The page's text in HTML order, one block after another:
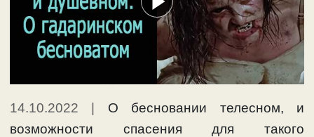
#беснование,#изгнаниебесов, #одержимость
14.10.2022 | О бесновании телесном, и
возможности спасения для такого